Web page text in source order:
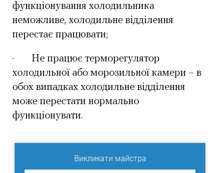
функціонування холодильника
неможливе, холодильне відділення
перестає працювати;
·
Не працює терморегулятор
холодильної або морозильної камери – в
обох випадках холодильне відділення
може перестати нормально
функціонувати.
Викликати майстра